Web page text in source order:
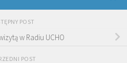
POST
w Radiu UCHO
POST